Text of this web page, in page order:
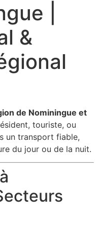
|
&
de Nominingue et
touriste, ou
un transport fiable,
du jour ou de la nuit.